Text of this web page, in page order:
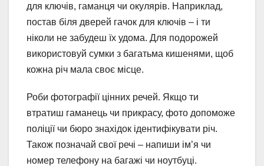
для ключів, гаманця чи окулярів. Наприклад,
постав біля дверей гачок для ключів – і ти
ніколи не забудеш їх удома. Для подорожей
використовуй сумки з багатьма кишенями, щоб
кожна річ мала своє місце.
Роби фотографії цінних речей. Якщо ти
втратиш гаманець чи прикрасу, фото допоможе
поліції чи бюро знахідок ідентифікувати річ.
Також позначай свої речі – напиши ім’я чи
номер телефону на багажі чи ноутбуці.